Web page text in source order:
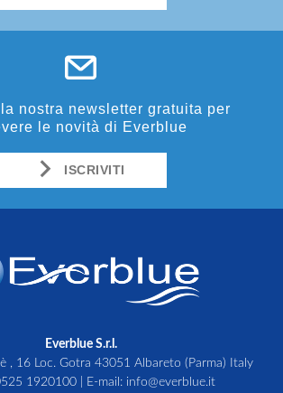
nostra newsletter gratuita per
le novità di Everblue
ISCRIVITI
Everblue S.r.l.
, 16 Loc. Gotra 43051 Albareto (Parma) Italy
1920100| E-mail: info@everblue.it